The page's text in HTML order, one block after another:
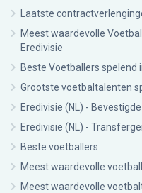
Laatste
Meest waardevolle
Eredivisie
Beste Voetballers spelend
Grootste voetbaltalenten
Eredivisie (NL) -
Eredivisie (NL) -
Beste voetballers
Meest waardevolle
Meest waardevolle